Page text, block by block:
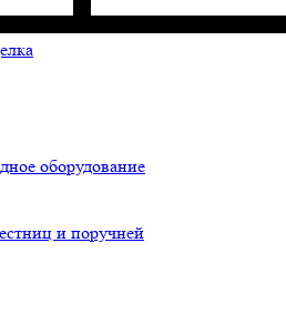
оборудование
и поручней